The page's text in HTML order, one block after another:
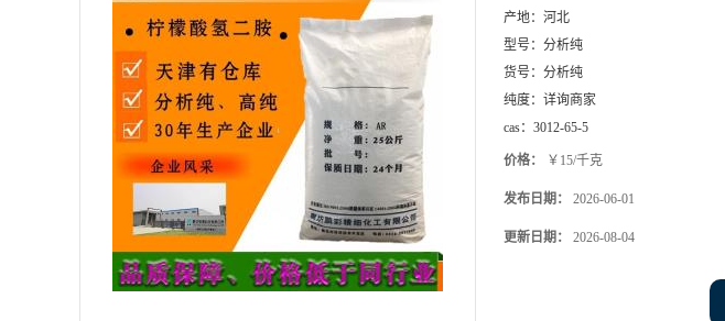
产地： 河北
型号： 分析纯
货号： 分析纯
纯度： 详询商家
cas： 3012-65-5
价格： ￥15/千克
发布日期： 2026-06-01
更新日期： 2026-08-04